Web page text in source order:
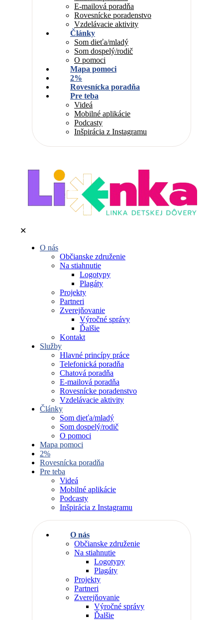
E-mailová poradňa
Rovesnícke poradenstvo
Vzdelávacie aktivity
Články
Som dieťa/mladý
Som dospelý/rodič
O pomoci
Mapa pomoci
2%
Rovesnícka poradňa
Pre teba
Videá
Mobilné aplikácie
Podcasty
Inšpirácia z Instagramu
✕
O nás
Občianske združenie
Na stiahnutie
Logotypy
Plagáty
Projekty
Partneri
Zverejňovanie
Výročné správy
Ďalšie
Kontakt
Služby
Hlavné princípy práce
Telefonická poradňa
Chatová poradňa
E-mailová poradňa
Rovesnícke poradenstvo
Vzdelávacie aktivity
Články
Som dieťa/mladý
Som dospelý/rodič
O pomoci
Mapa pomoci
2%
Rovesnícka poradňa
Pre teba
Videá
Mobilné aplikácie
Podcasty
Inšpirácia z Instagramu
O nás
Občianske združenie
Na stiahnutie
Logotypy
Plagáty
Projekty
Partneri
Zverejňovanie
Výročné správy
Ďalšie